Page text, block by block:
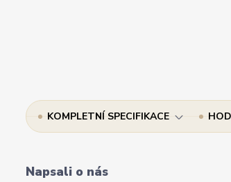
KOMPLETNÍ SPECIFIKACE
Napsali o nás